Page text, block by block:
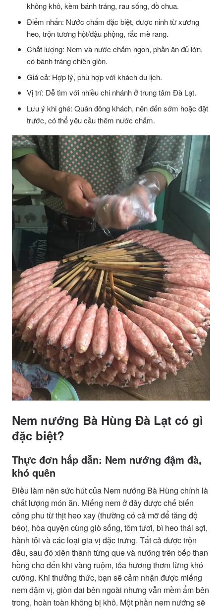
không khô, kèm bánh tráng, rau sống, đồ chua.
Điểm nhấn: Nước chấm đặc biệt, được ninh từ xương
heo, trộn tương hột/đậu phộng, rắc mè rang.
Chất lượng: Nem và nước chấm ngon, phần ăn đủ lớn,
có bánh tráng chiên giòn.
Giá cả: Hợp lý, phù hợp với khách du lịch.
Vị trí: Dễ tìm với nhiều chi nhánh ở trung tâm Đà Lạt.
Lưu ý khi ghé: Quán đông khách, nên đến sớm hoặc đặt
trước, có thể yêu cầu thêm nước chấm.
Nem nướng Bà Hùng Đà Lạt có gì
đặc biệt?
Thực đơn hấp dẫn: Nem nướng đậm đà,
khó quên
Điều làm nên sức hút của Nem nướng Bà Hùng chính là
chất lượng món ăn. Miếng nem ở đây được chế biến
công phu từ thịt heo xay (thường có cả mỡ để tăng độ
béo), hòa quyện cùng giò sống, tôm tươi, bì heo thái sợi,
hành tỏi và các loại gia vị đặc trưng. Tất cả được trộn
đều, sau đó xiên thành từng que và nướng trên bếp than
hồng cho đến khi vàng ruộm, tỏa hương thơm lừng khó
cưỡng. Khi thưởng thức, bạn sẽ cảm nhận được miếng
nem đậm vị, giòn dai bên ngoài nhưng vẫn mềm ẩm bên
trong, hoàn toàn không bị khô. Một phần nem nướng sẽ